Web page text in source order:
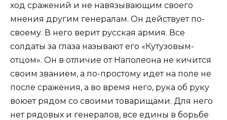
ход сражений и не навязывающим своего
мнения другим генералам. Он действует по-
своему. В него верит русская армия. Все
солдаты за глаза называют его «Кутузовым-
отцом». Он в отличие от Наполеона не кичится
своим званием, а по-простому идет на поле не
после сражения, а во время него, рука об руку
воюет рядом со своими товарищами. Для него
нет рядовых и генералов, все едины в борьбе